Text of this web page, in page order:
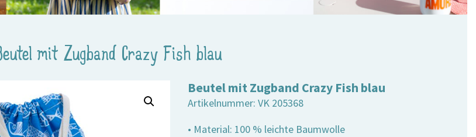
mit Zugband Crazy Fish blau
Beutel mit Zugband Crazy Fish blau
Artikelnummer:VK 205368
• Material: 100 % leichte Baumwolle